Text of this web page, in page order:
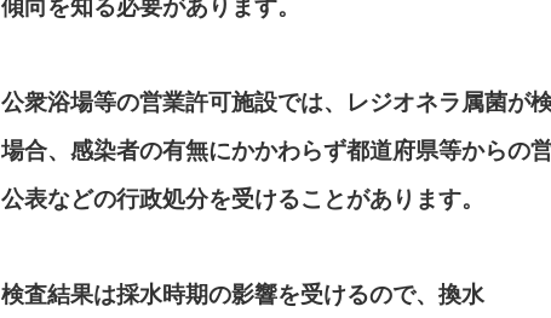
公衆浴場等の営業許可施設では、レジオネラ属菌が
場合、感染者の有無にかかわらず都道府県等からの
公表などの行政処分を受けることがあります。
検査結果は採水時期の影響を受けるので、換水